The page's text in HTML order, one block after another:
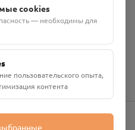
область, р-н
д. 26А, пом. 18
в АО "АЛЬФА-БАНК"
cookies
— необходимы для
пользовательского опыта,
контента